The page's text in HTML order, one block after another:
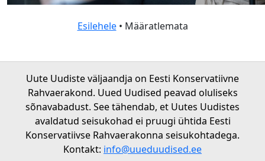
Esilehele• Määratlemata
Uute Uudiste väljaandja on Eesti Konservatiivne
Rahvaerakond. Uued Uudised peavad oluliseks
sõnavabadust. See tähendab, et Uutes Uudistes
avaldatud seisukohad ei pruugi ühtida Eesti
Konservatiivse Rahvaerakonna seisukohtadega.
Kontakt: info@uueduudised.ee